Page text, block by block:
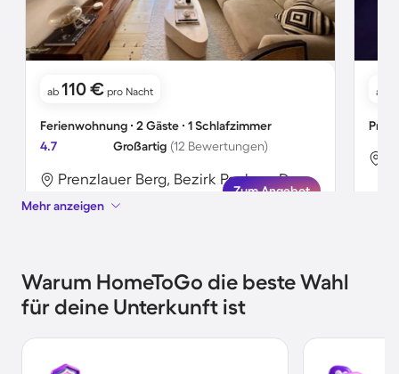
ab 110 € pro Nacht
Ferienwohnung ∙ 2 Gäste ∙ 1 Schlafzimmer
4.7
Großartig (12 Bewertungen)
Prenzlauer Berg, Bezirk Pankow, Deutschland
Zum Angebot
ab
Mehr anzeigen
Warum HomeToGo die beste Wahl
für deine Unterkunft ist